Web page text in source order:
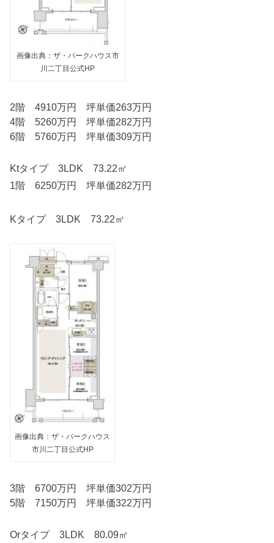
画像出典：ザ・パークハウス市
川二丁目公式HP
2階 4910万円 坪単価263万円
4階 5260万円 坪単価282万円
6階 5760万円 坪単価309万円
Ktタイプ 3LDK 73.22㎡
1階 6250万円 坪単価282万円
Kタイプ 3LDK 73.22㎡
画像出典：ザ・パークハウス
市川二丁目公式HP
3階 6700万円 坪単価302万円
5階 7150万円 坪単価322万円
Orタイプ 3LDK 80.09㎡